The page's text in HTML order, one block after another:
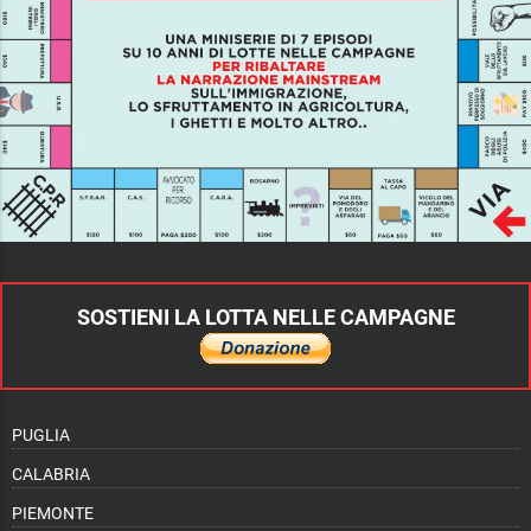
SOSTIENI LA LOTTA NELLE CAMPAGNE
PUGLIA
CALABRIA
PIEMONTE